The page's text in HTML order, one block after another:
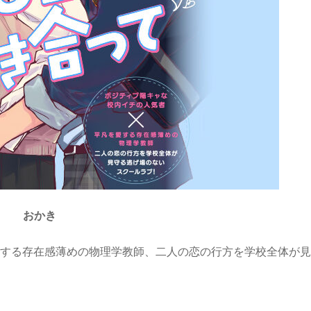
おかき
る存在感薄めの物理学教師、二人の恋の行方を学校全体が